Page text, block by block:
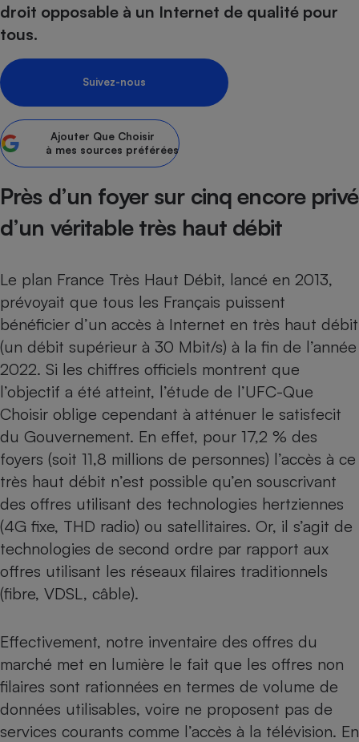
droit opposable à un Internet de qualité pour
tous.
Suivez-nous
Ajouter Que Choisir
à mes sources préférées
Près d’un foyer sur cinq encore privé
d’un véritable très haut débit
Le plan France Très Haut Débit, lancé en 2013,
prévoyait que tous les Français puissent
bénéficier d’un accès à Internet en très haut débit
(un débit supérieur à 30 Mbit/s) à la fin de l’année
2022. Si les chiffres officiels montrent que
l’objectif a été atteint, l’étude de l’UFC-Que
Choisir oblige cependant à atténuer le satisfecit
du Gouvernement. En effet, pour 17,2 % des
foyers (soit 11,8 millions de personnes) l’accès à ce
très haut débit n’est possible qu’en souscrivant
des offres utilisant des technologies hertziennes
(4G fixe, THD radio) ou satellitaires. Or, il s’agit de
technologies de second ordre par rapport aux
offres utilisant les réseaux filaires traditionnels
(fibre, VDSL, câble).
Effectivement, notre inventaire des offres du
marché met en lumière le fait que les offres non
filaires sont rationnées en termes de volume de
données utilisables, voire ne proposent pas de
services courants comme l’accès à la télévision. En
Plaque de cuisson à
induction
Climatiseur -
Ventilateur
Téléphone mobile -
Smartphone
Antivirus
Radiateur électrique
Climatiseur -
Ventilateur